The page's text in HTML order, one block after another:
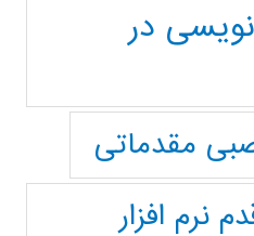
در
مقدماتی
نرم افزار